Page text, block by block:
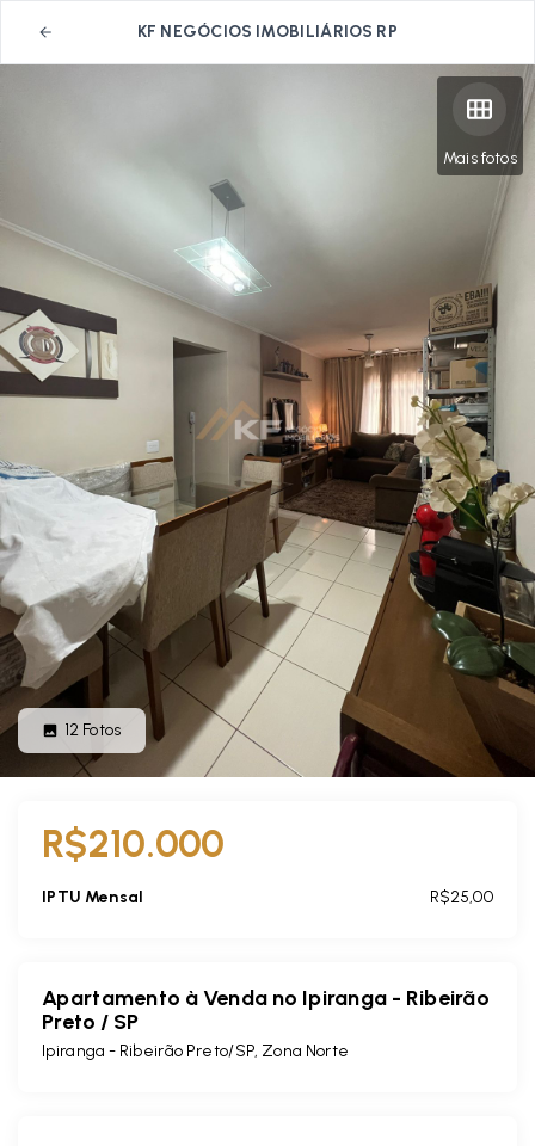
KF NEGÓCIOS IMOBILIÁRIOS RP
Mais fotos
12 Fotos
R$210.000
IPTU Mensal R$25,00
Apartamento à Venda no Ipiranga - Ribeirão
Preto / SP
Ipiranga - Ribeirão Preto/SP, Zona Norte